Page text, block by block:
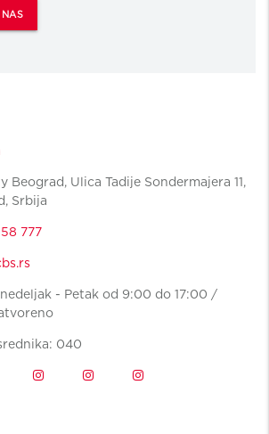
Beograd, Ulica Tadije Sondermajera 11,
Srbija
58 777
- Petak od 9:00 do 17:00 /
040